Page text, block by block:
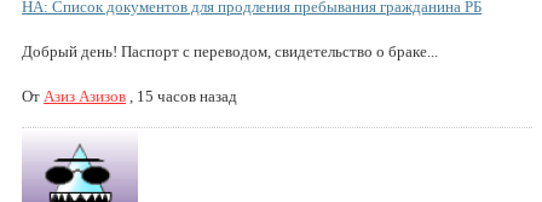
НА: Список документов для продления пребывания гражданина РБ
Добрый день! Паспорт с переводом, свидетельство о браке...
От Азиз Азизов , 15 часов назад